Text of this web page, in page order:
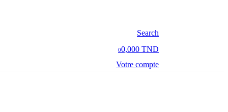
Search
00,000 TND
Votre compte